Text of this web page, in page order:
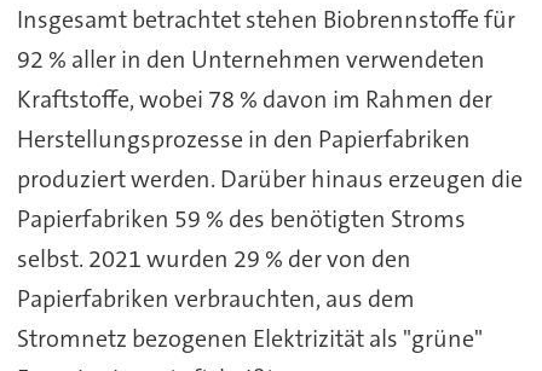
Insgesamt betrachtet stehen Biobrennstoffe für
92 % aller in den Unternehmen verwendeten
Kraftstoffe, wobei 78 % davon im Rahmen der
Herstellungsprozesse in den Papierfabriken
produziert werden. Darüber hinaus erzeugen die
Papierfabriken 59 % des benötigten Stroms
selbst. 2021 wurden 29 % der von den
Papierfabriken verbrauchten, aus dem
Stromnetz bezogenen Elektrizität als "grüne"